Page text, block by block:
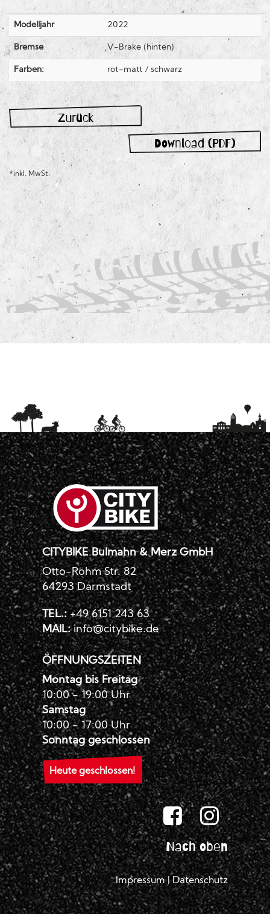
Modelljahr 2022
Bremse V-Brake (hinten)
Farben: rot-matt / schwarz
Zurück
Download (PDF)
*inkl. MwSt.
CITYBIKE Bulmahn & Merz GmbH
Otto-Röhm Str. 82
64293 Darmstadt
TEL.:+49 6151 243 63
MAIL: info@citybike.de
ÖFFNUNGSZEITEN
Montag bis Freitag
10:00 - 19:00 Uhr
Samstag
10:00 - 17:00 Uhr
Sonntag geschlossen
Heute geschlossen!
Nach oben
Impressum|Datenschutz